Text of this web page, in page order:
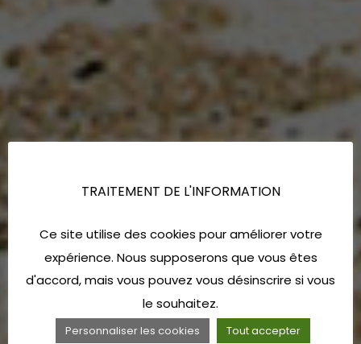
TRAITEMENT DE L'INFORMATION
Ce site utilise des cookies pour améliorer votre
expérience. Nous supposerons que vous êtes
d'accord, mais vous pouvez vous désinscrire si vous
le souhaitez.
Personnaliser les cookies
Tout accepter